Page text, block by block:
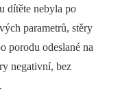
dítěte nebyla po
parametrů, stěry
porodu odeslané na
negativní, bez